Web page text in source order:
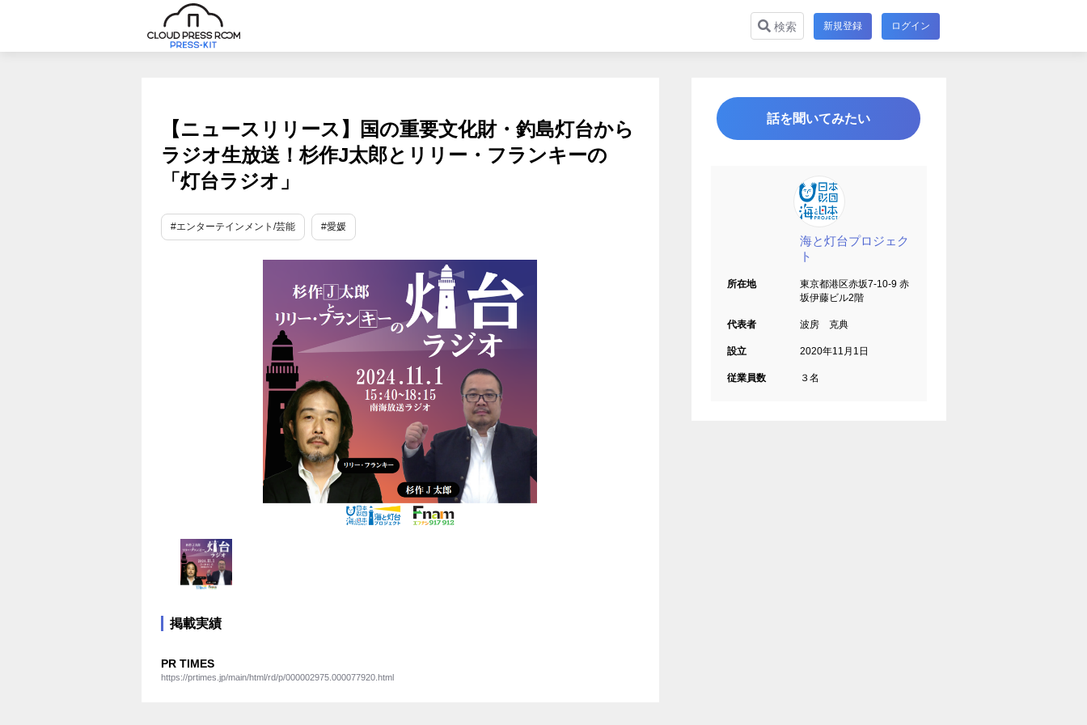
検索 新規登録 ログイン
【ニュースリリース】国の重要文化財・釣島灯台から
ラジオ生放送！杉作J太郎とリリー・フランキーの
「灯台ラジオ」
#エンターテインメント/芸能 #愛媛
掲載実績
PR TIMES
https://prtimes.jp/main/html/rd/p/000002975.000077920.html
話を聞いてみたい
海と灯台プロジェク
ト
所在地
東京都港区赤坂7-10-9 赤
坂伊藤ビル2階
代表者 波房 克典
設立 2020年11月1日
従業員数 ３名